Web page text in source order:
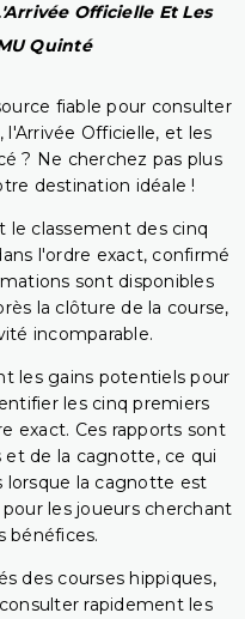
Officielle Et Les
Quinté
fiable pour consulter
Officielle, et les
? Ne cherchez pas plus
destination idéale !
le classement des cinq
l'ordre exact, confirmé
sont disponibles
la clôture de la course,
incomparable.
les gains potentiels pour
les cinq premiers
exact. Ces rapports sont
et de la cagnotte, ce qui
lorsque la cagnotte est
les joueurs cherchant
bénéfices.
des courses hippiques,
rapidement les